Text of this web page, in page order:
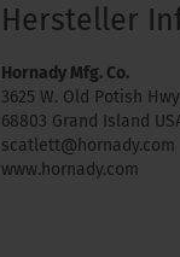
Hersteller
Hornady Mfg. Co.
3625 W. Old Potish Hwy
68803 Grand Island
scatlett@hornady.com
www.hornady.com